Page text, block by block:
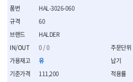
HALDER
0 / 0
유
111,200
HAL-3026-060
60